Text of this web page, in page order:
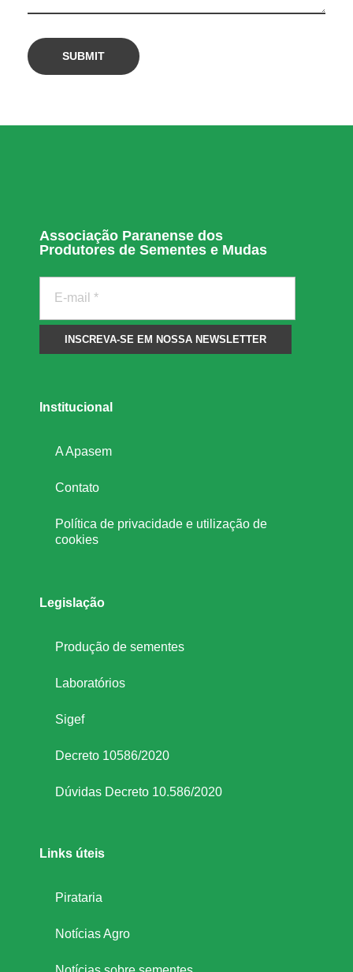
2
5
Associação Paranense dos
Produtores de Sementes e Mudas
Institucional
A Apasem
Contato
Política de privacidade e utilização de
cookies
Legislação
Produção de sementes
Laboratórios
Sigef
Decreto 10586/2020
Dúvidas Decreto 10.586/2020
Links úteis
Pirataria
Notícias Agro